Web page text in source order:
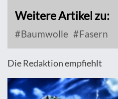
Weitere Artikel zu:
Baumwolle Fasern
Die Redaktion empfiehlt